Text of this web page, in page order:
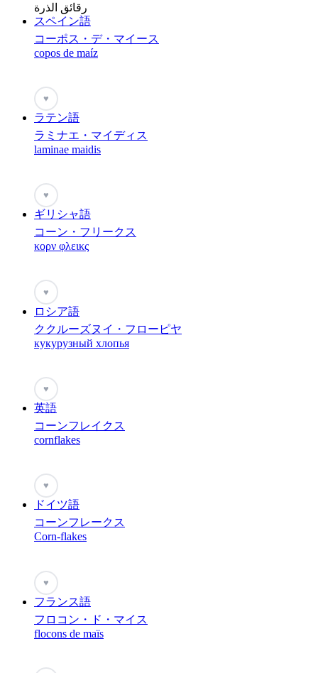
رقائق الذرة
スペイン語
コーポス・デ・マイース
copos de maíz
♥
ラテン語
ラミナエ・マイディス
laminae maidis
♥
ギリシャ語
コーン・フリークス
κορν φλεικς
♥
ロシア語
ククルーズヌイ・フローピヤ
кукурузный хлопья
♥
英語
コーンフレイクス
cornflakes
♥
ドイツ語
コーンフレークス
Corn-flakes
♥
フランス語
フロコン・ド・マイス
flocons de maïs